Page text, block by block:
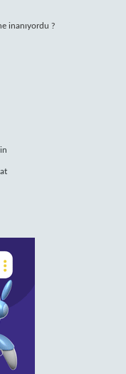
inanıyordu ?